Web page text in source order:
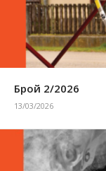
Брой 2/2026
13/03/2026